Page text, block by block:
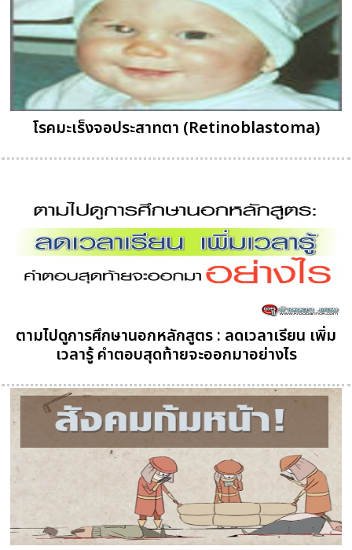
โรคมะเร็งจอประสาทตา (Retinoblastoma)
ตามไปดูการศึกษานอกหลักสูตร : ลดเวลาเรียน เพิ่ม
เวลารู้ คำตอบสุดท้ายจะออกมาอย่างไร